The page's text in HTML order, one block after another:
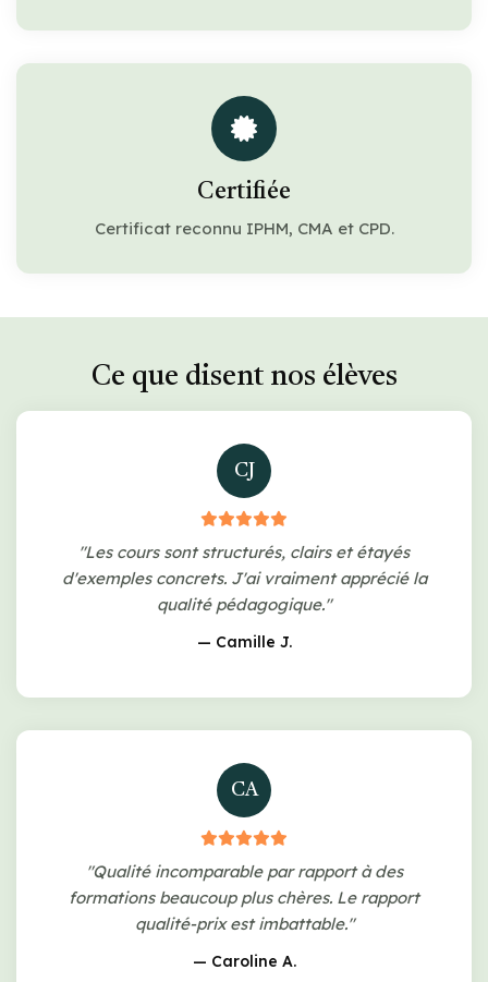
Certifiée
Certificat reconnu IPHM, CMA et CPD.
Ce que disent nos élèves
CJ
"Les cours sont structurés, clairs et étayés
d'exemples concrets. J'ai vraiment apprécié la
qualité pédagogique."
— Camille J.
CA
"Qualité incomparable par rapport à des
formations beaucoup plus chères. Le rapport
qualité-prix est imbattable."
— Caroline A.